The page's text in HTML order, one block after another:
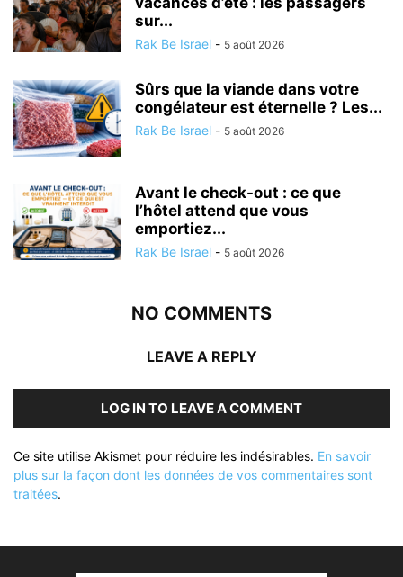
sur...
Rak Be Israel - 5 août 2026
Sûrs que la viande dans votre
congélateur est éternelle ? Les...
Rak Be Israel - 5 août 2026
Avant le check-out : ce que
l’hôtel attend que vous
emportiez...
Rak Be Israel - 5 août 2026
NO COMMENTS
LEAVE A REPLY
LOG IN TO LEAVE A COMMENT
Ce site utilise Akismet pour réduire les indésirables. En savoir
plus sur la façon dont les données de vos commentaires sont
traitées.